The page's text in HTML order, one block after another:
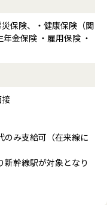
保険、・健康保険（関
金保険 ・雇用保険 ・
み支給可（在来線に
幹線駅が対象となり